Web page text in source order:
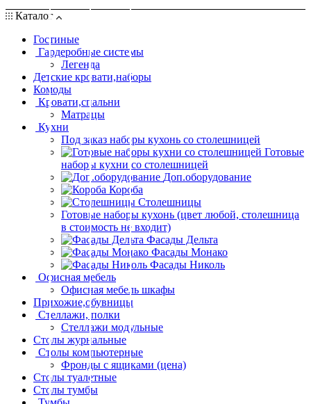
Каталог
Гостиные
Гардеробные системы
Легенда
Детские кровати,наборы
Комоды
Кровати,спальни
Матрацы
Кухни
Под заказ наборы кухонь со столешницей
Готовые
наборы кухни со столешницей
Доп.оборудование
Короба
Столешницы
Готовые наборы кухонь (цвет любой, столешница
в стоимость не входит)
Фасады Дельта
Фасады Монако
Фасады Николь
Офисная мебель
Офисная мебель шкафы
Прихожие,обувницы
Стеллажи, полки
Стеллажи модульные
Столы журнальные
Столы компьютерные
Фронды с ящиками (цена)
Столы туалетные
Столы тумбы